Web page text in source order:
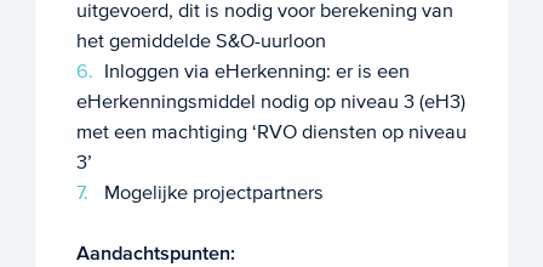
uitgevoerd, dit is nodig voor berekening van
het gemiddelde S&O-uurloon
Inloggen via eHerkenning: er is een
eHerkenningsmiddel nodig op niveau 3 (eH3)
met een machtiging ‘RVO diensten op niveau
3’
Mogelijke projectpartners
Aandachtspunten: